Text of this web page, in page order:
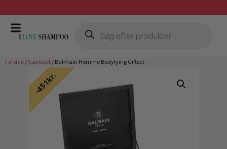
Gratis fragt ved køb over 399,-
Forside / Gavesæt / Balmain Homme Bodyfying Giftset
451kr.